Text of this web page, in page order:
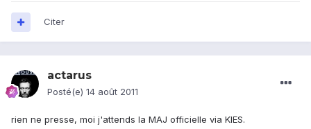
Citer
actarus
Posté(e) 14 août 2011
rien ne presse, moi j'attends la MAJ officielle via KIES.